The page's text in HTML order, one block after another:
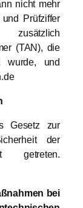
nicht mehr
Prüfziffer
zusätzlich
(TAN), die
wurde, und
Gesetz zur
der
getreten.
bei